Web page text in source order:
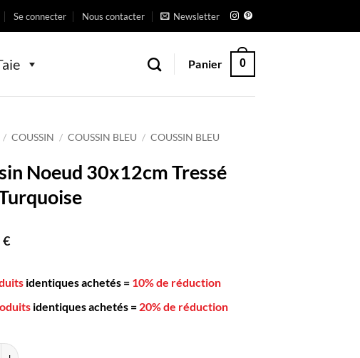
Se connecter Nous contacter Newsletter
Panier 0
/ COUSSIN / COUSSIN BLEU / COUSSIN BLEU
Noeud 30x12cm Tressé
€
identiques achetés = 10% de réduction
identiques achetés = 20% de réduction
Coussin Noeud 30x12cm Tressé Bleu Turquoise